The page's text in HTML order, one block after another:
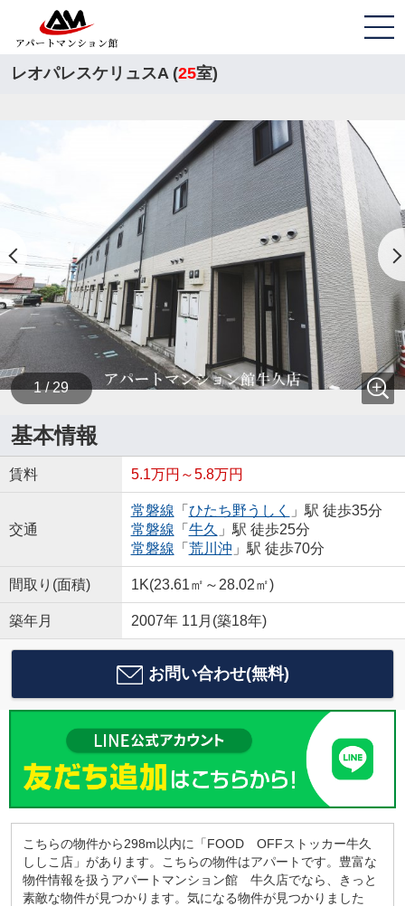
レオパレスケリュスA (25室)
1 / 29
基本情報
賃料 5.1万円～5.8万円
交通
常磐線 「 ひたち野うしく
」駅 徒歩35分
常磐線 「 牛久 」駅 徒歩25分
常磐線 「 荒川沖 」駅 徒歩70分
間取り(面積) 1K(23.61㎡～28.02㎡)
築年月 2007年 11月(築18年)
お問い合わせ(無料)
こちらの物件から298m以内に「FOOD OFFストッカー牛久
ししこ店」があります。こちらの物件はアパートです。豊富な
物件情報を扱うアパートマンション館 牛久店でなら、きっと
素敵な物件が見つかります。気になる物件が見つかりました